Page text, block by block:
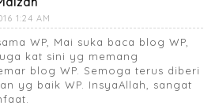
1:24 AM
WP, Mai suka baca blog WP,
kat sini yg memang
blog WP. Semoga terus diberi
yg baik WP. InsyaAllah, sangat